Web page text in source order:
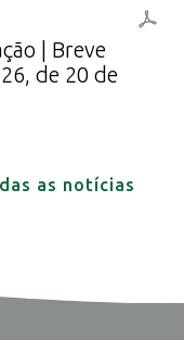
| Breve
de 20 de
as notícias